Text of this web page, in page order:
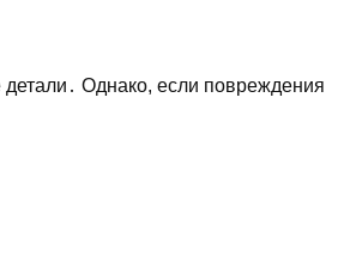
Однако, если повреждения